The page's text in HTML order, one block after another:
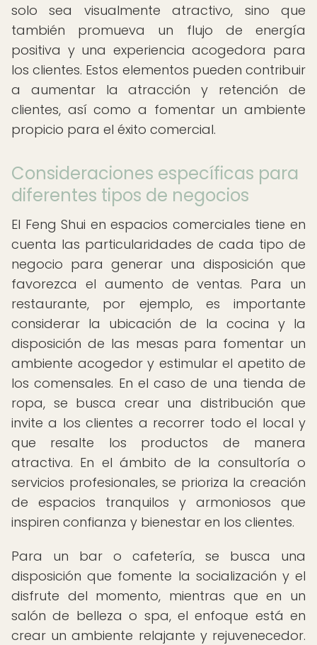
solo sea visualmente atractivo, sino que
también promueva un flujo de energía
positiva y una experiencia acogedora para
los clientes. Estos elementos pueden contribuir
a aumentar la atracción y retención de
clientes, así como a fomentar un ambiente
propicio para el éxito comercial.
Consideraciones específicas para
diferentes tipos de negocios
El Feng Shui en espacios comerciales tiene en
cuenta las particularidades de cada tipo de
negocio para generar una disposición que
favorezca el aumento de ventas. Para un
restaurante, por ejemplo, es importante
considerar la ubicación de la cocina y la
disposición de las mesas para fomentar un
ambiente acogedor y estimular el apetito de
los comensales. En el caso de una tienda de
ropa, se busca crear una distribución que
invite a los clientes a recorrer todo el local y
que resalte los productos de manera
atractiva. En el ámbito de la consultoría o
servicios profesionales, se prioriza la creación
de espacios tranquilos y armoniosos que
inspiren confianza y bienestar en los clientes.
Para un bar o cafetería, se busca una
disposición que fomente la socialización y el
disfrute del momento, mientras que en un
salón de belleza o spa, el enfoque está en
crear un ambiente relajante y rejuvenecedor.